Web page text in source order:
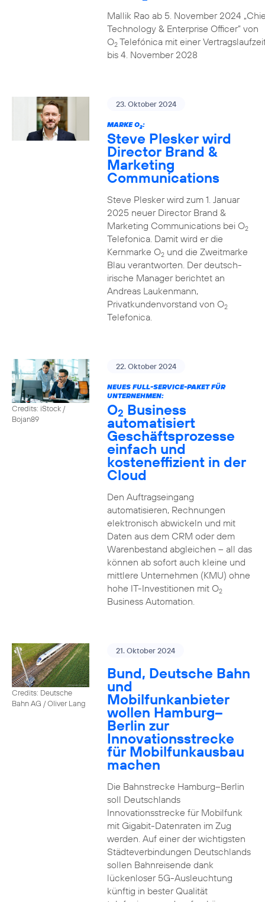
Mallik Rao ab 5. November 2024
Technology & Enterprise Officer” von
O2Telefónica mit einer
bis 4. November 2028
23. Oktober 2024
MARKE O2:
Steve Plesker wird
Director Brand &
Marketing
Communications
Steve Plesker wird zum 1. Januar
2025 neuer Director Brand &
Marketing Communications bei O2
Telefonica. Damit wird er die
Kernmarke O2und die Zweitmarke
Blau verantworten. Der deutsch-
irische Manager berichtet an
Andreas Laukenmann,
Privatkundenvorstand von O2
Telefonica.
Credits: iStock /
Bojan89
22. Oktober 2024
NEUES FULL-SERVICE-PAKET FÜR
UNTERNEHMEN:
O2 Business
automatisiert
Geschäftsprozesse
einfach und
kosteneffizient in der
Cloud
Den Auftragseingang
automatisieren, Rechnungen
elektronisch abwickeln und mit
Daten aus dem CRM oder dem
Warenbestand abgleichen – all das
können ab sofort auch kleine und
mittlere Unternehmen (KMU) ohne
hohe IT-Investitionen mit O2
Business Automation.
Credits: Deutsche
Bahn AG / Oliver Lang
21. Oktober 2024
Bund, Deutsche Bahn
und
Mobilfunkanbieter
wollen Hamburg–
Berlin zur
Innovationsstrecke
für Mobilfunkausbau
machen
Die Bahnstrecke Hamburg–Berlin
soll Deutschlands
Innovationsstrecke für Mobilfunk
mit Gigabit-Datenraten im Zug
werden. Auf einer der wichtigsten
Städteverbindungen Deutschlands
sollen Bahnreisende dank
lückenloser 5G-Ausleuchtung
künftig in bester Qualität